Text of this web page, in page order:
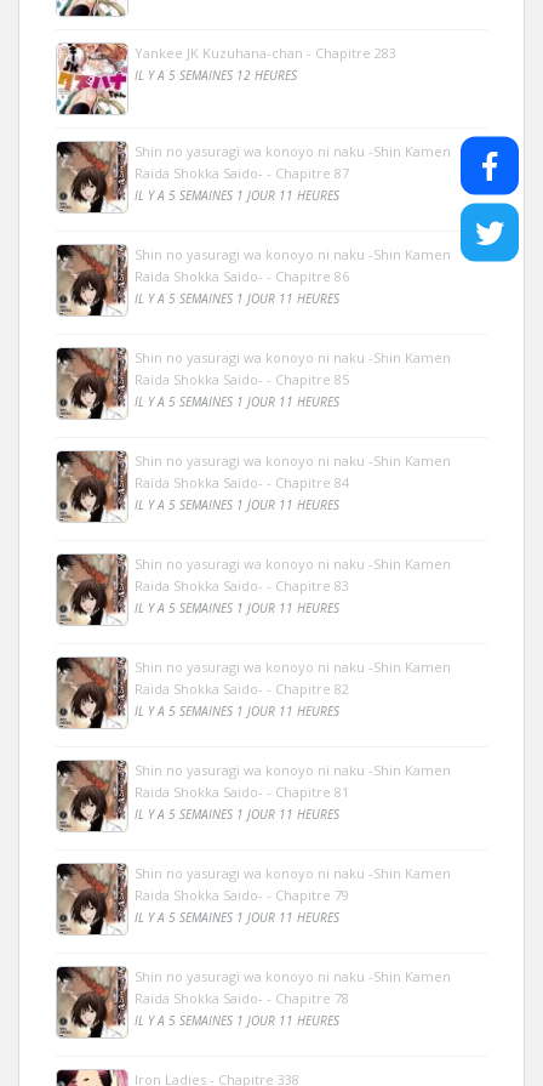
Yankee JK Kuzuhana-chan - Chapitre 283
IL Y A 5 SEMAINES 12 HEURES
Shin no yasuragi wa konoyo ni naku -Shin Kamen
Raida Shokka Saido- - Chapitre 87
IL Y A 5 SEMAINES 1 JOUR 11 HEURES
Shin no yasuragi wa konoyo ni naku -Shin Kamen
Raida Shokka Saido- - Chapitre 86
IL Y A 5 SEMAINES 1 JOUR 11 HEURES
Shin no yasuragi wa konoyo ni naku -Shin Kamen
Raida Shokka Saido- - Chapitre 85
IL Y A 5 SEMAINES 1 JOUR 11 HEURES
Shin no yasuragi wa konoyo ni naku -Shin Kamen
Raida Shokka Saido- - Chapitre 84
IL Y A 5 SEMAINES 1 JOUR 11 HEURES
Shin no yasuragi wa konoyo ni naku -Shin Kamen
Raida Shokka Saido- - Chapitre 83
IL Y A 5 SEMAINES 1 JOUR 11 HEURES
Shin no yasuragi wa konoyo ni naku -Shin Kamen
Raida Shokka Saido- - Chapitre 82
IL Y A 5 SEMAINES 1 JOUR 11 HEURES
Shin no yasuragi wa konoyo ni naku -Shin Kamen
Raida Shokka Saido- - Chapitre 81
IL Y A 5 SEMAINES 1 JOUR 11 HEURES
Shin no yasuragi wa konoyo ni naku -Shin Kamen
Raida Shokka Saido- - Chapitre 79
IL Y A 5 SEMAINES 1 JOUR 11 HEURES
Shin no yasuragi wa konoyo ni naku -Shin Kamen
Raida Shokka Saido- - Chapitre 78
IL Y A 5 SEMAINES 1 JOUR 11 HEURES
Iron Ladies - Chapitre 338